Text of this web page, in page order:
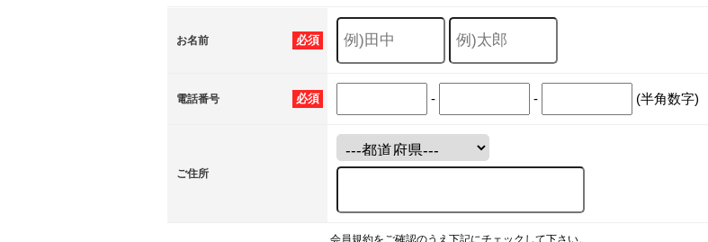
必須
お名前
必須
電話番号 - - (半角数字)
ご住所
会員規約をご確認のうえ下記にチェックして下さい。